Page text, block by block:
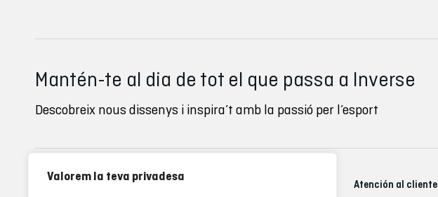
Valorem la teva privadesa
Mantén-te al dia de tot el que passa a Inverse
Descobreix nous dissenys i inspira’t amb la passió per l’esport
Atención al cliente